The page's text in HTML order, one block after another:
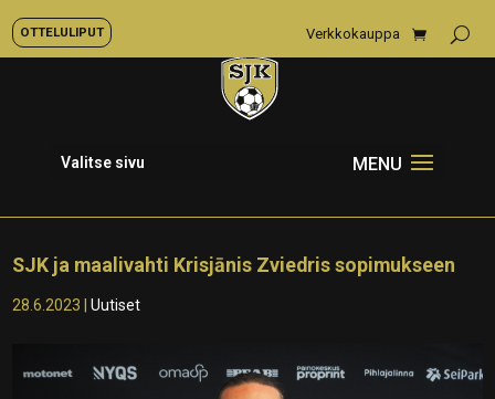
OTTELULIPUT Verkkokauppa
Valitse sivu
SJK ja maalivahti Krisjānis Zviedris sopimukseen
28.6.2023 |Uutiset